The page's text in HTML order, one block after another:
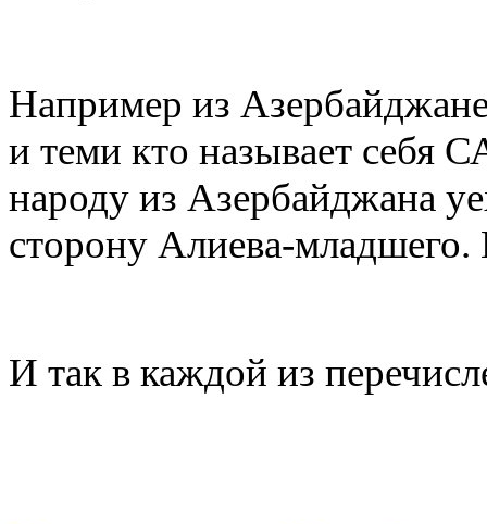
Например из
и теми кто называет
народу из Азербайджана
сторону Алиева-младшего.
И так в каждой из